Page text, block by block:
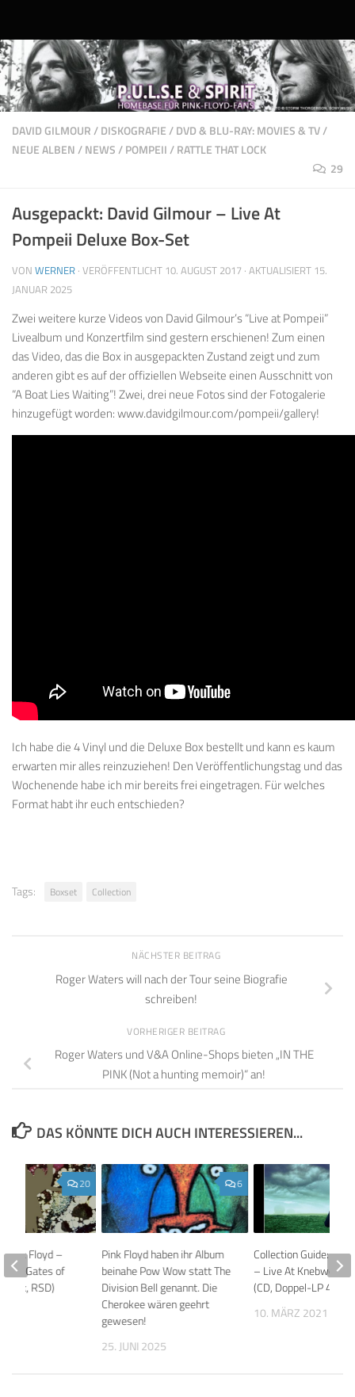
DAVID GILMOUR/DISKOGRAFIE/DVD & BLU-RAY: MOVIES & TV/
NEUE ALBEN/NEWS/POMPEII/RATTLE THAT LOCK
29
Ausgepackt: David Gilmour – Live At
Pompeii Deluxe Box-Set
VON WERNER · VERÖFFENTLICHT 10. AUGUST 2017 · AKTUALISIERT 15.
JANUAR 2025
Zwei weitere kurze Videos von David Gilmour’s “Live at Pompeii”
Livealbum und Konzertfilm sind gestern erschienen! Zum einen
das Video, das die Box in ausgepackten Zustand zeigt und zum
anderen gibt es auf der offiziellen Webseite einen Ausschnitt von
“A Boat Lies Waiting”! Zwei, drei neue Fotos sind der Fotogalerie
hinzugefügt worden: www.davidgilmour.com/pompeii/gallery!
Ich habe die 4 Vinyl und die Deluxe Box bestellt und kann es kaum
erwarten mir alles reinzuziehen! Den Veröffentlichungstag und das
Wochenende habe ich mir bereits frei eingetragen. Für welches
Format habt ihr euch entschieden?
Tags: Boxset Collection
NÄCHSTER BEITRAG
Roger Waters will nach der Tour seine Biografie
schreiben!
VORHERIGER BEITRAG
Roger Waters und V&A Online-Shops bieten „IN THE
PINK (Not a hunting memoir)“ an!
DAS KÖNNTE DICH AUCH INTERESSIEREN...
6
Pink Floyd haben ihr Album
beinahe Pow Wow statt The
Division Bell genannt. Die
Cherokee wären geehrt
gewesen!
25. JUNI 2025
Collection Guide: Pink
– Live At Knebworth
(CD, Doppel-LP
10. MÄRZ 2021
20
Pink Floyd –
The Gates of
Mix, RSD)